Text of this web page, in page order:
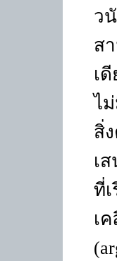
ว
ส
เ
ไ
สิ่
เ
ที่
เ
(